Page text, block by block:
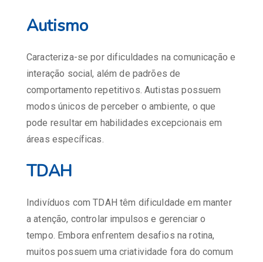
Autismo
Caracteriza-se por dificuldades na comunicação e
interação social, além de padrões de
comportamento repetitivos. Autistas possuem
modos únicos de perceber o ambiente, o que
pode resultar em habilidades excepcionais em
áreas específicas.
TDAH
Indivíduos com TDAH têm dificuldade em manter
a atenção, controlar impulsos e gerenciar o
tempo. Embora enfrentem desafios na rotina,
muitos possuem uma criatividade fora do comum